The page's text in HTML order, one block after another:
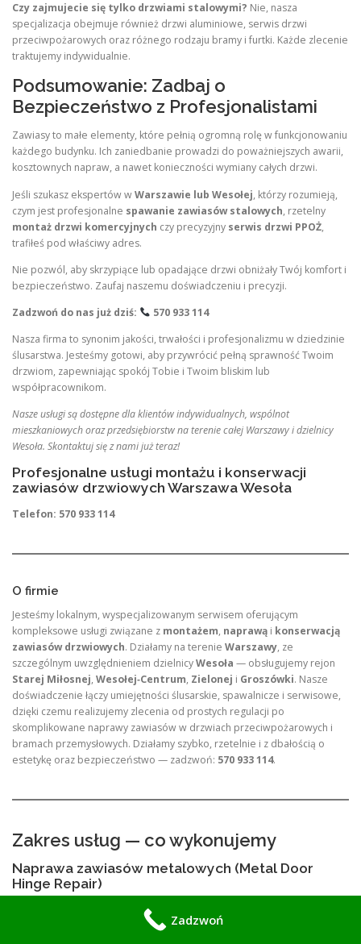
Czy zajmujecie się tylko drzwiami stalowymi? Nie, nasza
specjalizacja obejmuje również drzwi aluminiowe, serwis drzwi
przeciwpożarowych oraz różnego rodzaju bramy i furtki. Każde zlecenie
traktujemy indywidualnie.
Podsumowanie: Zadbaj o
Bezpieczeństwo z Profesjonalistami
Zawiasy to małe elementy, które pełnią ogromną rolę w funkcjonowaniu
każdego budynku. Ich zaniedbanie prowadzi do poważniejszych awarii,
kosztownych napraw, a nawet konieczności wymiany całych drzwi.
Jeśli szukasz ekspertów wWarszawie lub Wesołej, którzy rozumieją,
czym jest profesjonalne spawanie zawiasów stalowych, rzetelny
montaż drzwi komercyjnych czy precyzyjny serwis drzwi PPOŻ,
trafiłeś pod właściwy adres.
Nie pozwól, aby skrzypiące lub opadające drzwi obniżały Twój komfort i
bezpieczeństwo. Zaufaj naszemu doświadczeniu i precyzji.
Zadzwoń do nas już dziś:
570 933 114
Nasza firma to synonim jakości, trwałości i profesjonalizmu w dziedzinie
ślusarstwa. Jesteśmy gotowi, aby przywrócić pełną sprawność Twoim
drzwiom, zapewniając spokój Tobie i Twoim bliskim lub
współpracownikom.
Nasze usługi są dostępne dla klientów indywidualnych, wspólnot
mieszkaniowych oraz przedsiębiorstw na terenie całej Warszawy i dzielnicy
Wesoła. Skontaktuj się z nami już teraz!
Profesjonalne usługi montażu i konserwacji
zawiasów drzwiowych Warszawa Wesoła
Telefon: 570 933 114
O firmie
Jesteśmy lokalnym, wyspecjalizowanym serwisem oferującym
kompleksowe usługi związane z montażem, naprawą i konserwacją
zawiasów drzwiowych. Działamy na terenie Warszawy, ze
szczególnym uwzględnieniem dzielnicyWesoła — obsługujemy rejon
Starej Miłosnej, Wesołej‑Centrum, Zielonej i Groszówki. Nasze
doświadczenie łączy umiejętności ślusarskie, spawalnicze i serwisowe,
dzięki czemu realizujemy zlecenia od prostych regulacji po
skomplikowane naprawy zawiasów w drzwiach przeciwpożarowych i
bramach przemysłowych. Działamy szybko, rzetelnie i z dbałością o
estetykę oraz bezpieczeństwo — zadzwoń: 570 933 114.
Zakres usług — co wykonujemy
Naprawa zawiasów metalowych (Metal Door
Hinge Repair)
Zadzwoń